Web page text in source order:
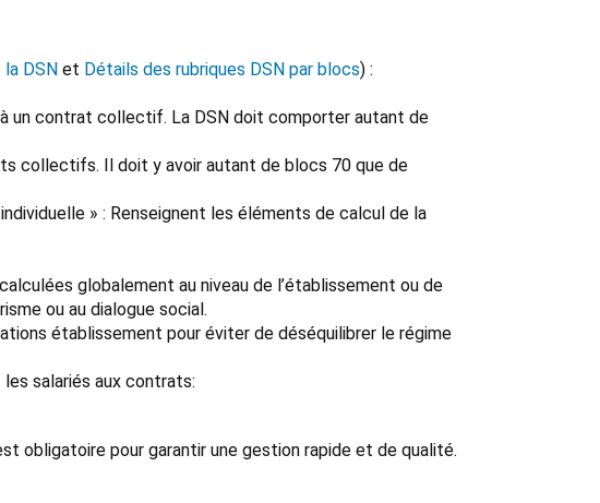
DSN et Détails des rubriques DSN par blocs) :
à un contrat collectif. La DSN doit comporter autant de
collectifs. Il doit y avoir autant de blocs 70 que de
» : Renseignent les éléments de calcul de la
globalement au niveau de l’établissement ou de
ou au dialogue social.
établissement pour éviter de déséquilibrer le régime
salariés aux contrats:
obligatoire pour garantir une gestion rapide et de qualité.